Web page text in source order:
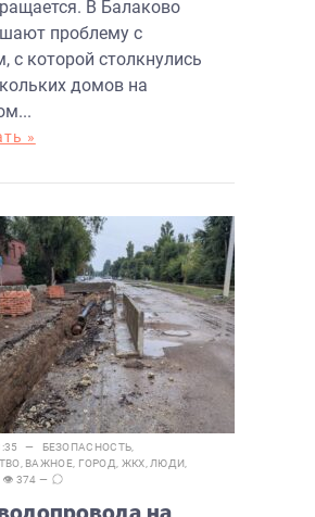
В Балаково
проблему с
с которой столкнулись
домов на
»
— БЕЗОПАСНОСТЬ
ВАЖНОЕ, ГОРОД ЖКХ ЛЮДИ
374 —